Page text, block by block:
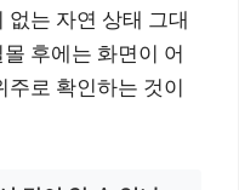
없는 자연 상태 그대
후에는 화면이 어
주로 확인하는 것이